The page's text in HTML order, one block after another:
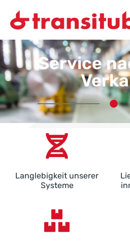
Service
Langlebigkeit unserer
Systeme